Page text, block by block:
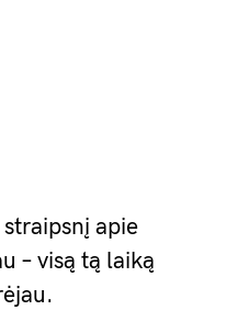
apie
– visą tą laiką